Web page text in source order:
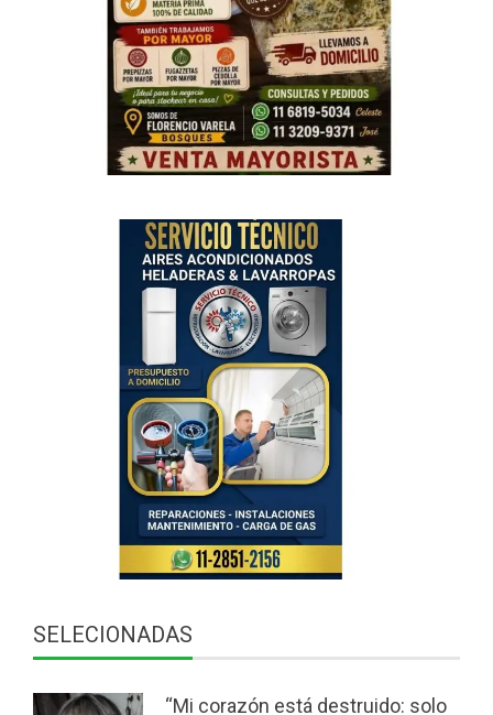
SELECIONADAS
“Mi corazón está destruido: solo